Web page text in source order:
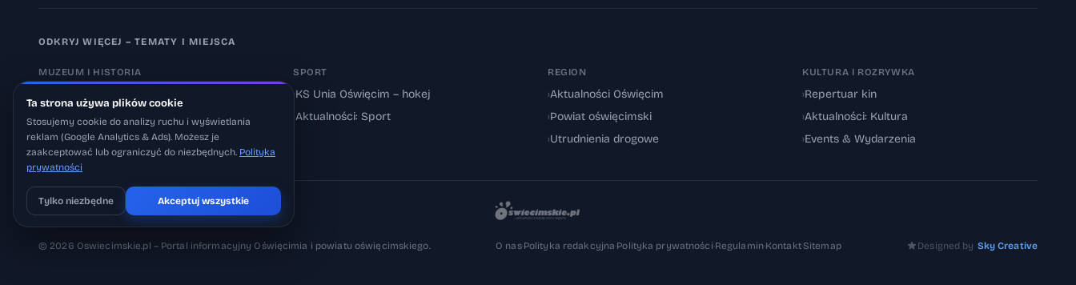
ODKRYJ WIĘCEJ – TEMATY I MIEJSCA
MUZEUM I HISTORIA
› Aktualności: Muzeum
›Aktualności: Historia
SPORT
›KS Unia Oświęcim – hokej
Aktualności: Sport
REGION
›Aktualności Oświęcim
›Powiat oświęcimski
›Utrudnienia drogowe
KULTURA I ROZRYWKA
›Repertuar kin
›Aktualności: Kultura
›Events & Wydarzenia
© 2026 Oswiecimskie.pl – Portal informacyjny Oświęcimia i powiatu oświęcimskiego. O nas·Polityka redakcyjna·Polityka prywatności·Regulamin·Kontakt·Sitemap Designed by Sky Creative
Ta strona używa plików cookie
Stosujemy cookie do analizy ruchu i wyświetlania
reklam (Google Analytics & Ads). Możesz je
zaakceptować lub ograniczyć do niezbędnych. Polityka
prywatności
Tylko niezbędne Akceptuj wszystkie
Pobierz na iOS